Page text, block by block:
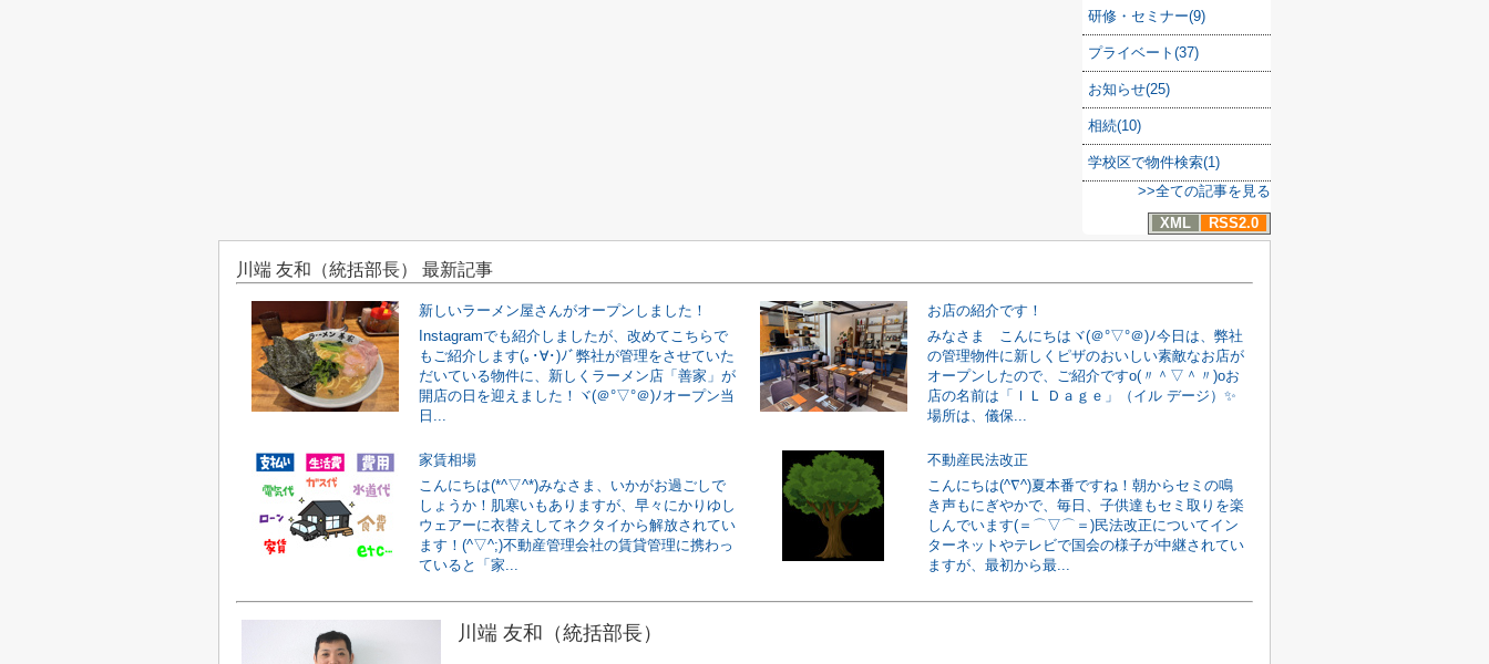
研修・セミナー(9)
プライベート(37)
お知らせ(25)
相続(10)
学校区で物件検索(1)
>>全ての記事を見る
XML
RSS2.0
川端 友和（統括部長） 最新記事
新しいラーメン屋さんがオープンしました！
Instagramでも紹介しましたが、改めてこちらで
もご紹介します(｡･∀･)ﾉﾞ弊社が管理をさせていた
だいている物件に、新しくラーメン店「善家」が
開店の日を迎えました！ヾ(＠°▽°＠)ﾉオープン当
日...
お店の紹介です！
みなさま こんにちはヾ(＠°▽°＠)ﾉ今日は、弊社
の管理物件に新しくピザのおいしい素敵なお店が
オープンしたので、ご紹介ですo(〃＾▽＾〃)oお
店の名前は「ＩＬ Ｄａｇｅ」（イル デージ）✨
場所は、儀保...
家賃相場
こんにちは(*^▽^*)みなさま、いかがお過ごしで
しょうか！肌寒いもありますが、早々にかりゆし
ウェアーに衣替えしてネクタイから解放されてい
ます！(^▽^;)不動産管理会社の賃貸管理に携わっ
ていると「家...
不動産民法改正
こんにちは(^∇^)夏本番ですね！朝からセミの鳴
き声もにぎやかで、毎日、子供達もセミ取りを楽
しんでいます(＝⌒▽⌒＝)民法改正についてイン
ターネットやテレビで国会の様子が中継されてい
ますが、最初から最...
川端 友和（統括部長）